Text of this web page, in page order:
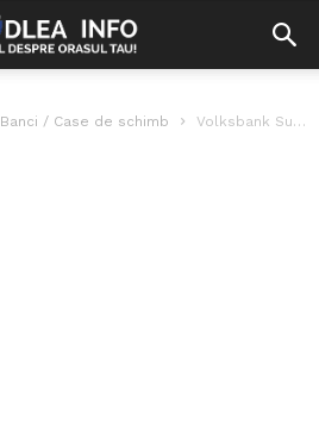
Banci / Case de schimb Volksbank Sucursala Codlea